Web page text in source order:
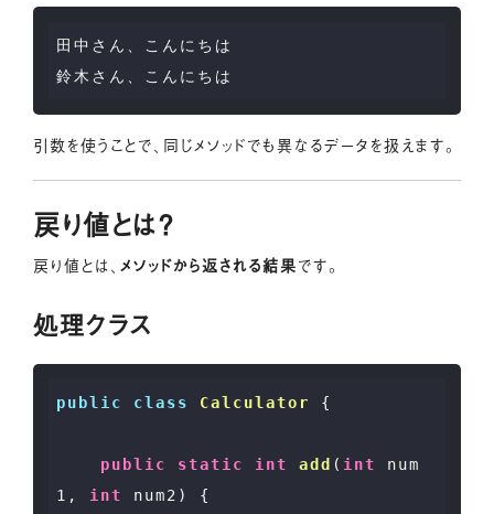
田中さん、こんにちは
引数を使うことで、同じメソッドでも異なるデータを扱えます。
戻り値とは？
戻り値とは、 メソッドから返される結果です。
処理クラス
public class Calculator {
public static int add ( int
num
1, int num2)
{